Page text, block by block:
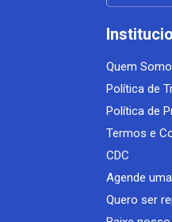
Quem
Política de
Política de
Termos e
CDC
Agende
Quero ser